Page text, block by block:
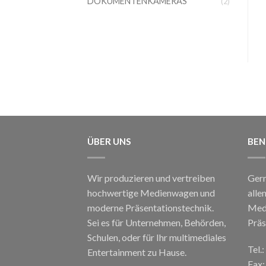
ÜBER UNS
Wir produzieren und vertreiben
hochwertige Medienwagen und
moderne Präsentationstechnik.
Sei es für Unternehmen, Behörden,
Schulen, oder für Ihr multimediales
Entertainment zu Hause.